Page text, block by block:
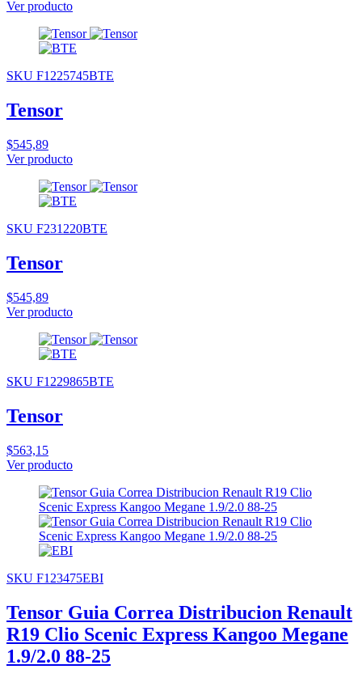
Ver producto
SKU F1225745BTE
Tensor
$545,89
Ver producto
SKU F231220BTE
Tensor
$545,89
Ver producto
SKU F1229865BTE
Tensor
$563,15
Ver producto
SKU F123475EBI
Tensor Guia Correa Distribucion Renault
R19 Clio Scenic Express Kangoo Megane
1.9/2.0 88-25